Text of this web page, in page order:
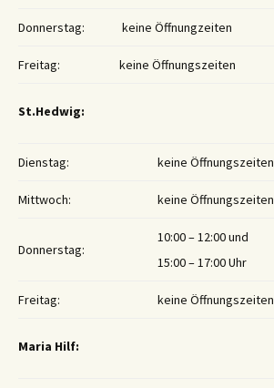
Donnerstag: keine Öffnungzeiten
Freitag: keine Öffnungszeiten
St.Hedwig:
Dienstag: keine Öffnungszeiten
Mittwoch: keine Öffnungszeiten
Donnerstag:
10:00 – 12:00 und
15:00 – 17:00 Uhr
Freitag: keine Öffnungszeiten
Maria Hilf: